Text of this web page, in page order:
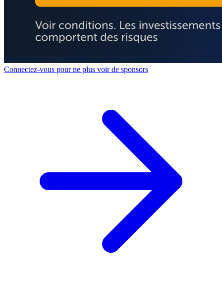
Connectez-vous pour ne plus voir de sponsors